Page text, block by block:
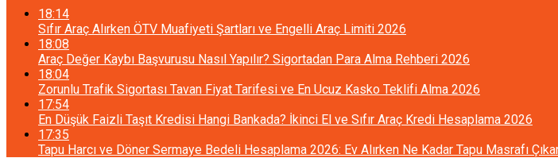
18:14
Sıfır Araç Alırken ÖTV Muafiyeti Şartları ve Engelli Araç Limiti 2026
18:08
Araç Değer Kaybı Başvurusu Nasıl Yapılır? Sigortadan Para Alma Rehberi 2026
18:04
Zorunlu Trafik Sigortası Tavan Fiyat Tarifesi ve En Ucuz Kasko Teklifi Alma 2026
17:54
En Düşük Faizli Taşıt Kredisi Hangi Bankada? İkinci El ve Sıfır Araç Kredi Hesaplama 2026
17:35
Tapu Harcı ve Döner Sermaye Bedeli Hesaplama 2026: Ev Alırken Ne Kadar Tapu Masrafı